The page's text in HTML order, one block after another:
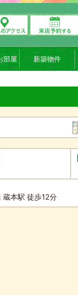
部屋 新築物件
蔵本駅 徒歩12分